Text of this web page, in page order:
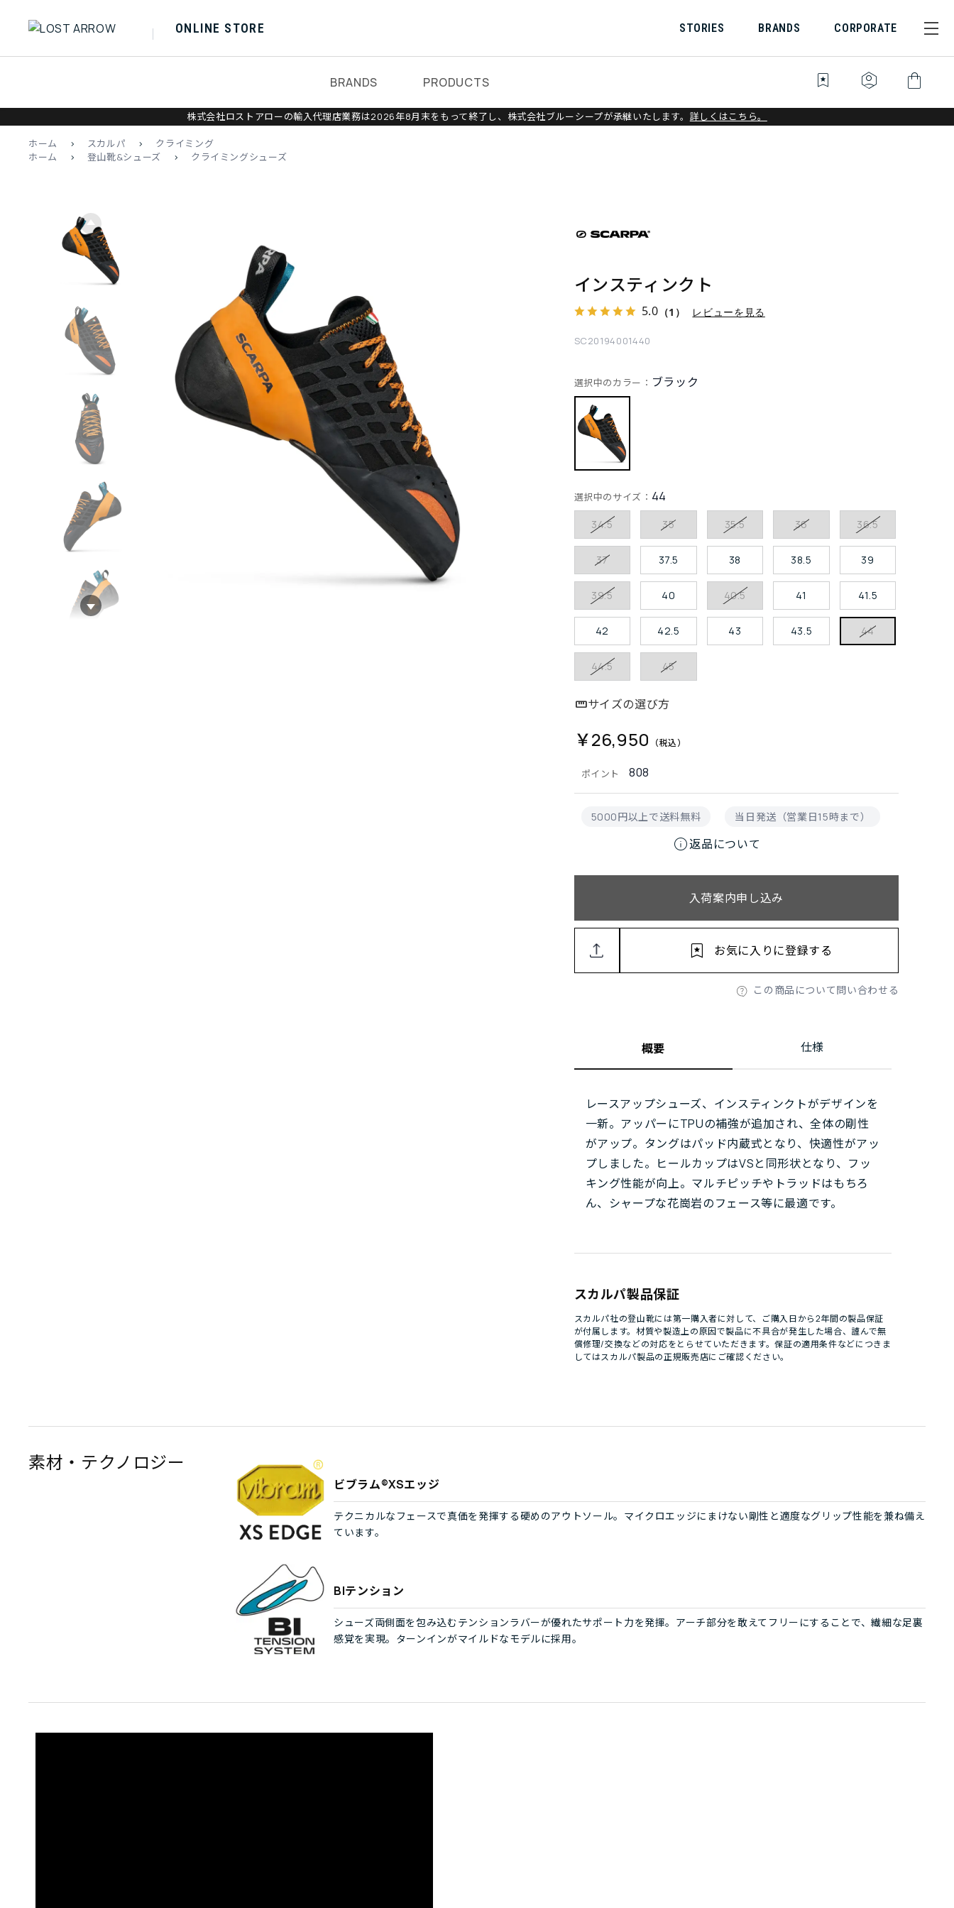
ONLINE STORE STORIES BRANDS CORPORATE
BRANDS PRODUCTS bookmark_star identity_platform shopping_bag
株式会社ロストアローの輸入代理店業務は2026年8月末をもって終了し、株式会社ブルーシープが承継いたします。 詳しくはこちら。
ホーム > スカルパ >
クライミング
ホーム
> 登山靴&シューズ > クライミングシューズ
インスティンクト
5.0 （1） レビューを見る
SC20194001440
ポイント 808
選択中のカラー： ブラック
選択中のサイズ： 44
34.5 35 35.5 36 36.5
37 37.5 38 38.5 39
39.5 40 40.5 41 41.5
42 42.5 43 43.5 44
44.5 45
サイズの選び方
5000円以上で送料無料 当日発送（営業日15時まで）
info返品について
￥26,950
入荷案内申し込み
この商品について問い合わせる
お気に入りに登録する
概要 仕様
レースアップシューズ、インスティンクトがデザインを
一新。アッパーにTPUの補強が追加され、全体の剛性
がアップ。タングはパッド内蔵式となり、快適性がアッ
プしました。ヒールカップはVSと同形状となり、フッ
キング性能が向上。マルチピッチやトラッドはもちろ
ん、シャープな花崗岩のフェース等に最適です。
スカルパ製品保証
スカルパ社の登山靴には第一購入者に対して、ご購入日から2年間の製品保証
が付属します。材質や製造上の原因で製品に不具合が発生した場合、謹んで無
償修理/交換などの対応をとらせていただきます。保証の適用条件などにつきま
してはスカルパ製品の正規販売店にご確認ください。
素材・テクノロジー
ビブラム®XSエッジ
テクニカルなフェースで真価を発揮する硬めのアウトソール。マイクロエッジにまけない剛性と適度なグリップ性能を兼ね備え
ています。
BIテンション
シューズ両側面を包み込むテンションラバーが優れたサポート力を発揮。アーチ部分を敢えてフリーにすることで、繊細な足裏
感覚を実現。ターンインがマイルドなモデルに採用。